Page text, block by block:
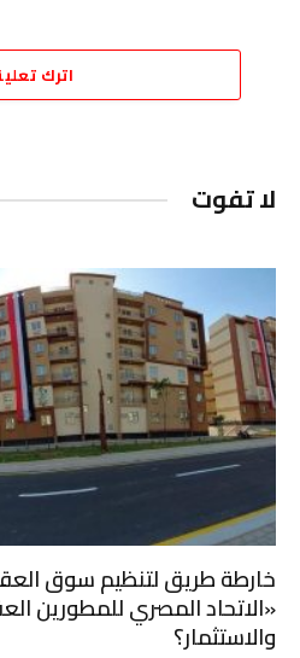
اترك
لا تفوت
خارطة طريق لتنظيم سوق
«الاتحاد المصري للمطورين
والاستثمار؟